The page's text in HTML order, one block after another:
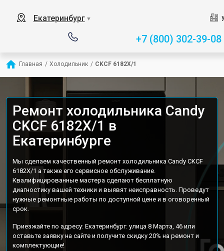
Екатеринбург ▼
+7 (800) 302-39-08
Главная / Холодильник / CKCF 6182X/1
Ремонт холодильника Candy
CKCF 6182X/1 в
Екатеринбурге
Мы сделаем качественный ремонт холодильника Candy CKCF
6182X/1 а также его сервисное обслуживание.
Квалифицированные мастера сделают бесплатную
диагностику вашей техники и выявят неисправность. Проведут
нужные ремонтные работы по доступной цене и в оговоренный
срок.
Приезжайте по адресу: Екатеринбург: улица 8 Марта, 46 или
оставьте заявку на сайте и получите скидку 20% на ремонт и
комплектующие!